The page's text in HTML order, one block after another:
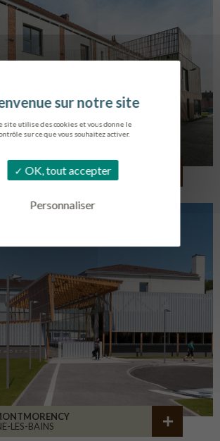
site utilise des cookies et vous donne le
sur ce que vous souhaitez activer.
OK, tout accepter
Personnaliser
TRAVAILLEURS
LES-BAINS